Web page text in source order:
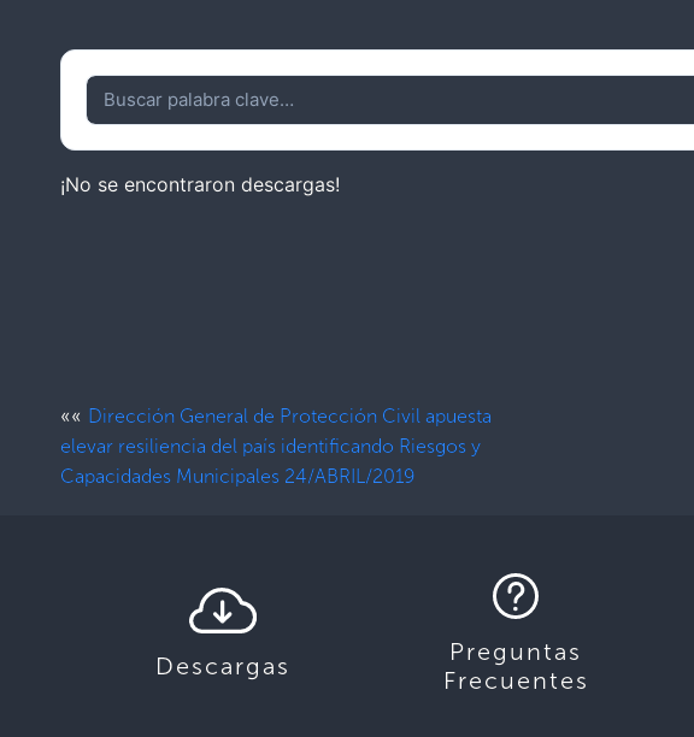
¡No se encontraron descargas!
«« Dirección General de Protección Civil apuesta
elevar resiliencia del país identificando Riesgos y
Capacidades Municipales 24/ABRIL/2019
Descargas
Preguntas
Frecuentes